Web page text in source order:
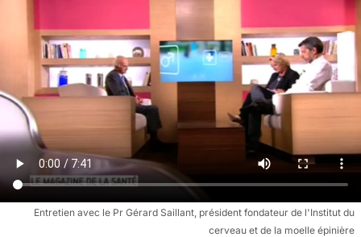
Entretien avec le Pr Gérard Saillant, président fondateur de l'Institut du
cerveau et de la moelle épinière